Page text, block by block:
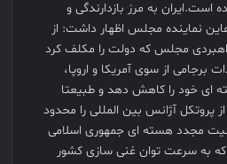
است.ایران به مرز بازدارندگی و
نماینده مجلس اظهار داشت: از
مجلس که دولت را مکلف کرد
برجامی از سوی آمریکا و اروپا،
ای خود را کاهش دهد و طبیعتا
پروتکل آژانس بین المللی را محدود
مجدد هسته ای جمهوری اسلامی
که به سرعت توان غنی سازی کشور